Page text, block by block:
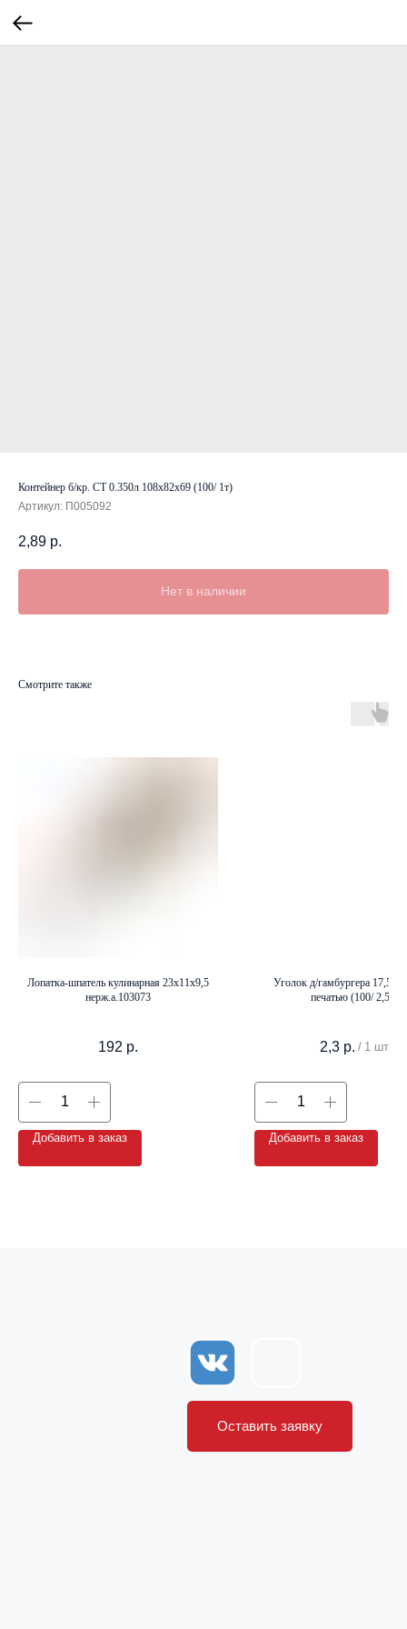
Контейнер б/кр. СТ 0.350л 108х82х69 (100/ 1т)
Артикул: П005092
2,89 р.
Нет в наличии
Смотрите также
Лопатка-шпатель кулинарная 23х11х9,5
нерж.а.103073
192 р.
Добавить в заказ
Уголок д/гамбургера
печатью (100/ 2,5т)
2,3 р. / 1 шт
Добавить в заказ